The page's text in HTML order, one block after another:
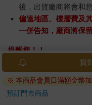
後，出貨廠商將會和
偏遠地區、樓層費及
一併告知，廠商將保
提醒您！！
金石堂及銀行均不會請
ATM提款機，請不要聽
退換貨須知：
**提醒您，鑑賞期不等於
貨
※ 本商品會員日滿額金幣
預訂門市商品